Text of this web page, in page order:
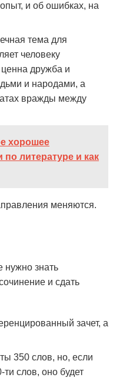
и об ошибках, на
тема для
человеку
ценна дружба и
и народами, а
вражды между
хорошее
литературе и как
меняются.
знать
и сдать
зачет, а
350 слов, но, если
слов, оно будет